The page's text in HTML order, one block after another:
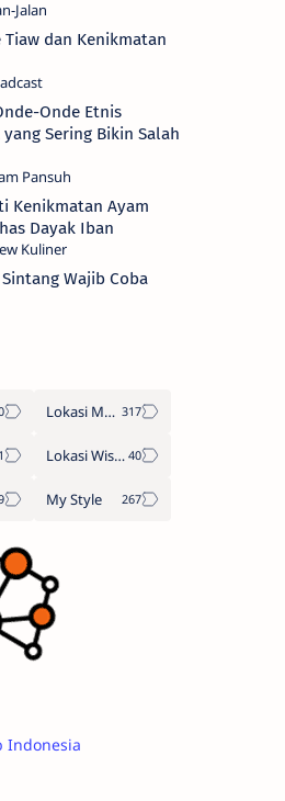
Tiaw dan Kenikmatan
Onde Etnis
Sering Bikin Salah
Kenikmatan Ayam
Dayak Iban
Wajib Coba
Lokasi Makan
Lokasi Wisata
My Style